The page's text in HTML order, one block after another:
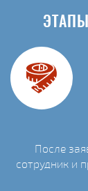
После
сотрудник и